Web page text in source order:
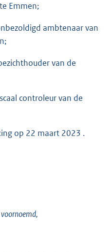
Emmen;
ambtenaar van
van de
controleur van de
op 22 maart 2023 .